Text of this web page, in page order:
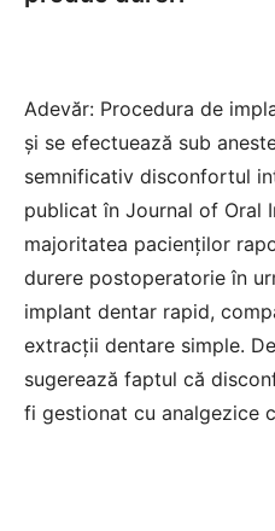
Adevăr: Procedura de
și se efectuează sub
semnificativ disconfortul
publicat în Journal of Oral
majoritatea pacienților
durere postoperatorie în
implant dentar rapid,
extracții dentare simple.
sugerează faptul că
fi gestionat cu analgezice